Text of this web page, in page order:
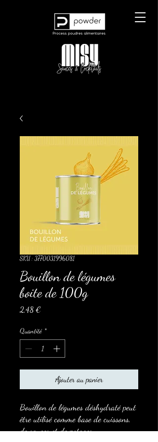
SKU : 3770031996081
Bouillon de légumes
boite de 100g
2,48 €
Quantité *
Ajouter au panier
Bouillon de légumes déshydraté peut
être utilisé comme base de cuissons,
de sauces et de potages.